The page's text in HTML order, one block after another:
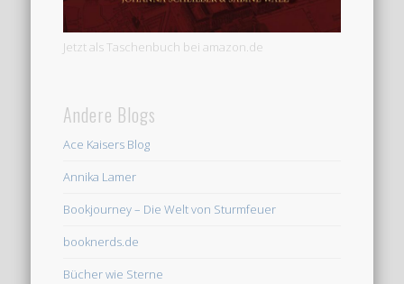
Jetzt als Taschenbuch bei amazon.de
Andere Blogs
Ace Kaisers Blog
Annika Lamer
Bookjourney – Die Welt von Sturmfeuer
booknerds.de
Bücher wie Sterne